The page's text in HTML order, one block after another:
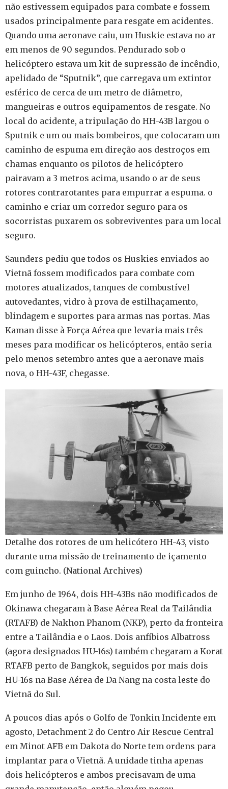
não estivessem equipados para combate e fossem
usados principalmente para resgate em acidentes.
Quando uma aeronave caiu, um Huskie estava no ar
em menos de 90 segundos. Pendurado sob o
helicóptero estava um kit de supressão de incêndio,
apelidado de “Sputnik”, que carregava um extintor
esférico de cerca de um metro de diâmetro,
mangueiras e outros equipamentos de resgate. No
local do acidente, a tripulação do HH-43B largou o
Sputnik e um ou mais bombeiros, que colocaram um
caminho de espuma em direção aos destroços em
chamas enquanto os pilotos de helicóptero
pairavam a 3 metros acima, usando o ar de seus
rotores contrarotantes para empurrar a espuma. o
caminho e criar um corredor seguro para os
socorristas puxarem os sobreviventes para um local
seguro.
Saunders pediu que todos os Huskies enviados ao
Vietnã fossem modificados para combate com
motores atualizados, tanques de combustível
autovedantes, vidro à prova de estilhaçamento,
blindagem e suportes para armas nas portas. Mas
Kaman disse à Força Aérea que levaria mais três
meses para modificar os helicópteros, então seria
pelo menos setembro antes que a aeronave mais
nova, o HH-43F, chegasse.
Detalhe dos rotores de um helicótero HH-43, visto
durante uma missão de treinamento de içamento
com guincho. (National Archives)
Em junho de 1964, dois HH-43Bs não modificados de
Okinawa chegaram à Base Aérea Real da Tailândia
(RTAFB) de Nakhon Phanom (NKP), perto da fronteira
entre a Tailândia e o Laos. Dois anfíbios Albatross
(agora designados HU-16s) também chegaram a Korat
RTAFB perto de Bangkok, seguidos por mais dois
HU-16s na Base Aérea de Da Nang na costa leste do
Vietnã do Sul.
A poucos dias após o Golfo de Tonkin Incidente em
agosto, Detachment 2 do Centro Air Rescue Central
em Minot AFB em Dakota do Norte tem ordens para
implantar para o Vietnã. A unidade tinha apenas
dois helicópteros e ambos precisavam de uma